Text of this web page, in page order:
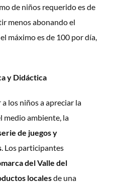
de niños requerido es de
menos abonando el
máximo es de 100 por día,
y Didáctica
los niños a apreciar la
medio ambiente, la
de juegos y
. Los participantes
del Valle del
localesde una